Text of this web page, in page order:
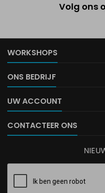
Volg ons
WORKSHOPS
ONS BEDRIJF
UW ACCOUNT
CONTACTEER ONS